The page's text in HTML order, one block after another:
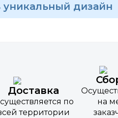
уникальный дизайн
Доставка
по
территории
на